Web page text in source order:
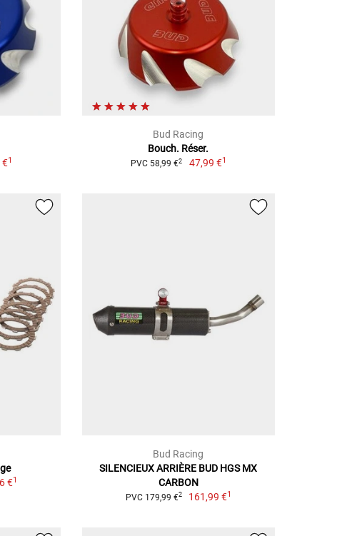
€1
Bud Racing
Bouch. Réser.
PVC 58,99 €2 47,99 €1
€1
Bud Racing
SILENCIEUX ARRIÈRE BUD HGS MX
CARBON
PVC 179,99 €2 161,99 €1